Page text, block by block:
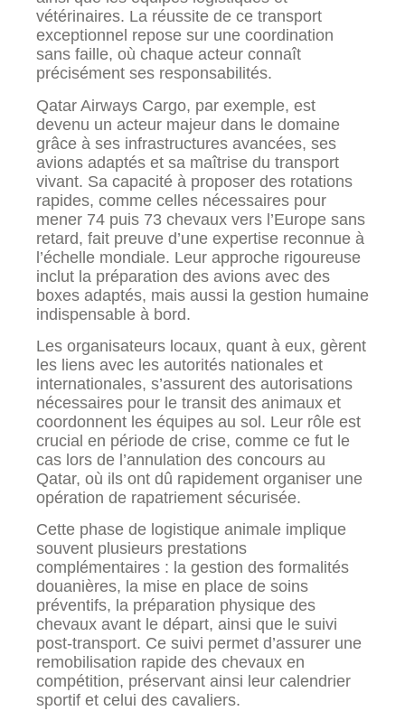
vétérinaires. La réussite de ce transport
exceptionnel repose sur une coordination
sans faille, où chaque acteur connaît
précisément ses responsabilités.
Qatar Airways Cargo, par exemple, est
devenu un acteur majeur dans le domaine
grâce à ses infrastructures avancées, ses
avions adaptés et sa maîtrise du transport
vivant. Sa capacité à proposer des rotations
rapides, comme celles nécessaires pour
mener 74 puis 73 chevaux vers l’Europe sans
retard, fait preuve d’une expertise reconnue à
l’échelle mondiale. Leur approche rigoureuse
inclut la préparation des avions avec des
boxes adaptés, mais aussi la gestion humaine
indispensable à bord.
Les organisateurs locaux, quant à eux, gèrent
les liens avec les autorités nationales et
internationales, s’assurent des autorisations
nécessaires pour le transit des animaux et
coordonnent les équipes au sol. Leur rôle est
crucial en période de crise, comme ce fut le
cas lors de l’annulation des concours au
Qatar, où ils ont dû rapidement organiser une
opération de rapatriement sécurisée.
Cette phase de logistique animale implique
souvent plusieurs prestations
complémentaires : la gestion des formalités
douanières, la mise en place de soins
préventifs, la préparation physique des
chevaux avant le départ, ainsi que le suivi
post-transport. Ce suivi permet d’assurer une
remobilisation rapide des chevaux en
compétition, préservant ainsi leur calendrier
sportif et celui des cavaliers.